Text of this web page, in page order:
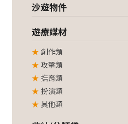
沙遊物件
遊療媒材
創作類
攻擊類
撫育類
扮演類
其他類